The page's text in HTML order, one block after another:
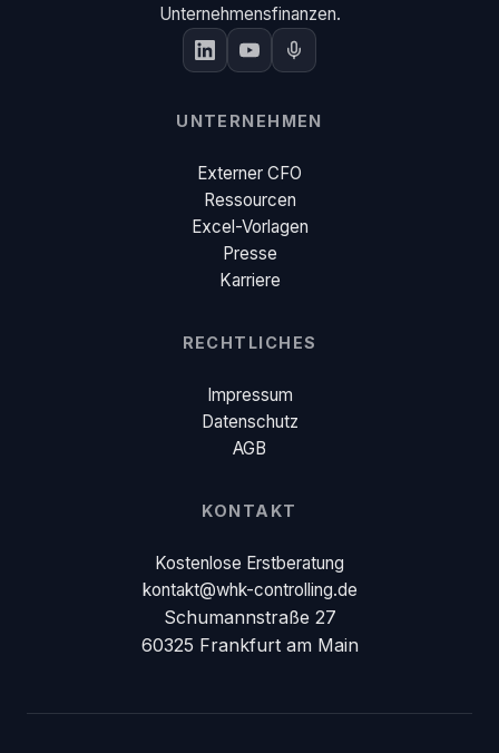
Unternehmensfinanzen.
UNTERNEHMEN
Externer CFO
Ressourcen
Excel-Vorlagen
Presse
Karriere
RECHTLICHES
Impressum
Datenschutz
AGB
KONTAKT
Kostenlose Erstberatung
kontakt@whk-controlling.de
Schumannstraße 27
60325 Frankfurt am Main